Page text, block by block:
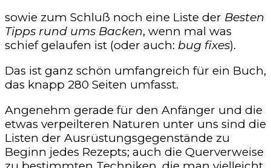
sowie zum Schluß noch eine Liste der Besten
Tipps rund ums Backen, wenn mal was
schief gelaufen ist (oder auch: bug fixes).
Das ist ganz schön umfangreich für ein Buch,
das knapp 280 Seiten umfasst.
Angenehm gerade für den Anfänger und die
etwas verpeilteren Naturen unter uns sind die
Listen der Ausrüstungsgegenstände zu
Beginn jedes Rezepts; auch die Querverweise